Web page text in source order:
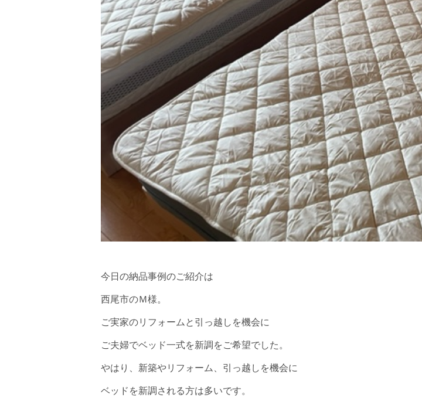
今日の納品事例のご紹介は
西尾市のＭ様。
ご実家のリフォームと引っ越しを機会に
ご夫婦でベッド一式を新調をご希望でした。
やはり、新築やリフォーム、引っ越しを機会に
ベッドを新調される方は多いです。